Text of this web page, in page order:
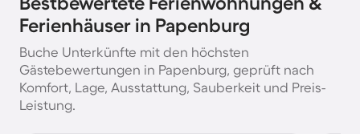
Ferienhäuser in Papenburg
Buche Unterkünfte mit den höchsten
Gästebewertungen in Papenburg, geprüft nach
Komfort, Lage, Ausstattung, Sauberkeit und Preis-
Leistung.